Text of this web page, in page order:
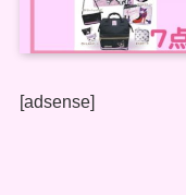
[adsense]